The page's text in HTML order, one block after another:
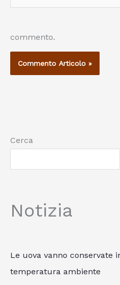
commento.
Cerca
Notizia
Le uova vanno conservate
temperatura ambiente